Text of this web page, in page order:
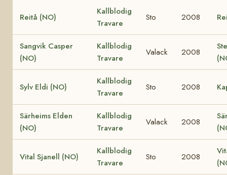
Reitå (NO)
Kallblodig
Travare
Sto 2008
Sangvik Casper
(NO)
Kallblodig
Travare
Valack 2008
Sylv Eldi (NO)
Kallblodig
Travare
Sto 2008
Särheims Elden
(NO)
Kallblodig
Travare
Valack 2008
Vital Sjanell (NO)
Kallblodig
Travare
Sto 2008